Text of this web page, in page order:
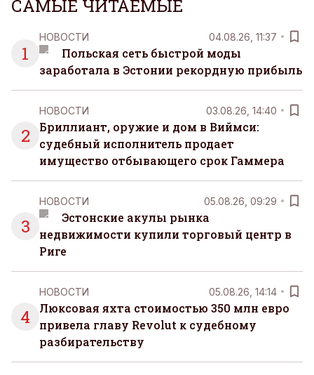
САМЫЕ ЧИТАЕМЫЕ
1
НОВОСТИ 04.08.26, 11:37
Польская сеть быстрой моды
заработала в Эстонии рекордную прибыль
2
НОВОСТИ 03.08.26, 14:40
Бриллиант, оружие и дом в Виймси:
судебный исполнитель продает
имущество отбывающего срок Гаммера
3
НОВОСТИ 05.08.26, 09:29
Эстонские акулы рынка
недвижимости купили торговый центр в
Риге
4
НОВОСТИ 05.08.26, 14:14
Люксовая яхта стоимостью 350 млн евро
привела главу Revolut к судебному
разбирательству